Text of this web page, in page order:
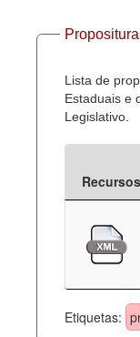
Lista de
Estaduais e
Legislativo.
Recursos
Etiquetas: